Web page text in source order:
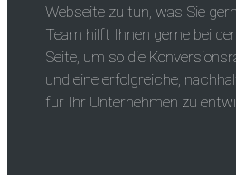
Webseite zu tun, was Sie
Team hilft Ihnen gerne bei
Seite, um so die
und eine erfolgreiche,
für Ihr Unternehmen zu